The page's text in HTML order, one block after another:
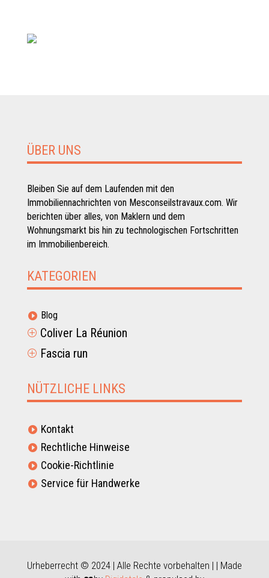
ÜBER UNS
Bleiben Sie auf dem Laufenden mit den
Immobiliennachrichten von Mesconseilstravaux.com. Wir
berichten über alles, von Maklern und dem
Wohnungsmarkt bis hin zu technologischen Fortschritten
im Immobilienbereich.
KATEGORIEN
 Blog
P Coliver La Réunion
P Fascia run
NÜTZLICHE LINKS
 Kontakt
 Rechtliche Hinweise
 Cookie-Richtlinie
 Service für Handwerke
Urheberrecht © 2024 | Alle Rechte vorbehalten | | Made